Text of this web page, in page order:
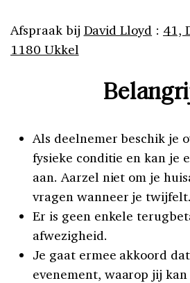
Afspraak bij David Lloyd : 41,
1180 Ukkel
Als deelnemer beschik je
fysieke conditie en kan je
aan. Aarzel niet om je
vragen wanneer je twijfelt.
Er is geen enkele
afwezigheid.
Je gaat ermee akkoord
evenement, waarop jij